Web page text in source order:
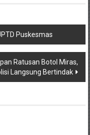
Puskesmas
Ratusan Botol Miras,
Langsung Bertindak